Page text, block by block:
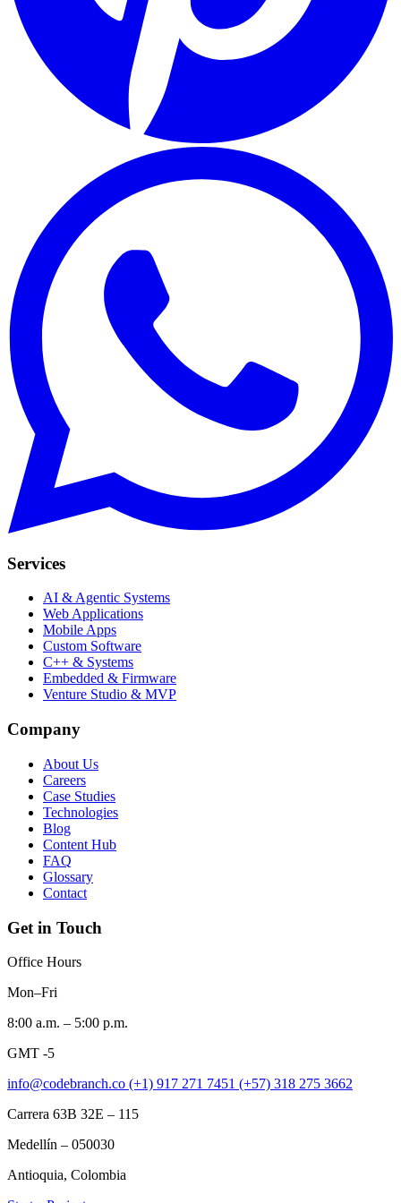
Services
AI & Agentic Systems
Web Applications
Mobile Apps
Custom Software
C++ & Systems
Embedded & Firmware
Venture Studio & MVP
Company
About Us
Careers
Case Studies
Technologies
Blog
Content Hub
FAQ
Glossary
Contact
Get in Touch
Office Hours
Mon–Fri
8:00 a.m. – 5:00 p.m.
GMT -5
info@codebranch.co (+1) 917 271 7451 (+57) 318 275 3662
Carrera 63B 32E – 115
Medellín – 050030
Antioquia, Colombia